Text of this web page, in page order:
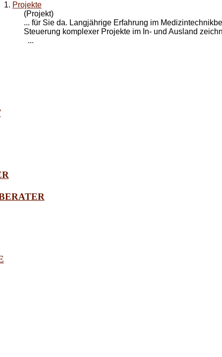
1. Projekte
(Projekt)
... für Sie da. Langjährige Erfahrung im
Steuerung komplexer Projekte im In- und Ausland
...